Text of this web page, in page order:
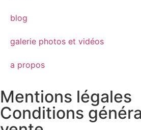
blog
galerie photos et vidéos
a propos
Mentions légales
Conditions